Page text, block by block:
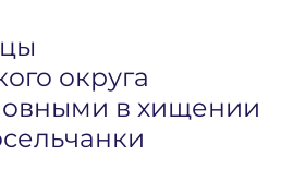
округа
в хищении